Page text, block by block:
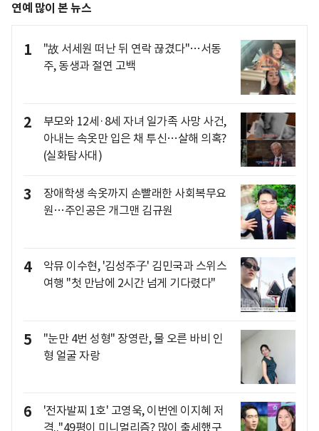
연예 많이 본 뉴스
1
"故 서세원 떠난 뒤 연락 끊겼다"…서동
주, 동생과 절연 고백
2
부모와 12세·8세 자녀 일가족 사망 사건,
아내는 속옷만 입은 채 투신…살해 의혹?
(실화탐사대)
3
장애학생 속옷까지 손빨래한 사회복무요
원…주인공은 개그맨 김규원
4
악뮤 이수현, '김성주子' 김민국과 스위스
여행 "첫 만남에 2시간 넘게 기다렸다"
5
"눈만 4번 성형" 장영란, 물 오른 바비 인
형 얼굴 자랑
6
'전자발찌 1호' 고영욱, 이번엔 이지혜 저
격.."49평이 미니멀리즘? 많이 출세했구